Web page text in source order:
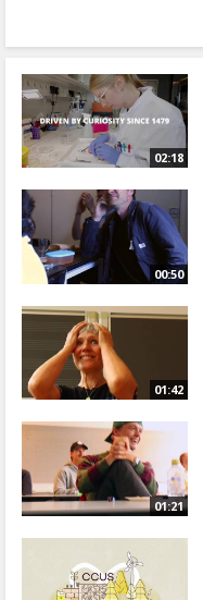
02:18
00:50
01:42
01:21